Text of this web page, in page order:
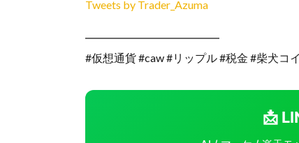
Tweets by Trader_Azuma
━━━━━━━━━━━━
#仮想通貨 #caw #リップル #税金 #柴犬コ
📩